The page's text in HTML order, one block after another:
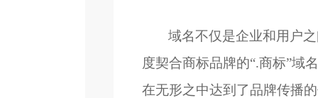
域名不仅是企业和用户
度契合商标品牌的“.商标”域
在无形之中达到了品牌传播